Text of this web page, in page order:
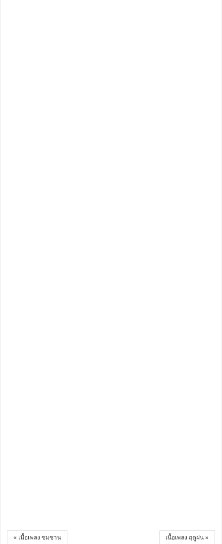
เนื้อเพลง ฤดูฝน »
« เนื้อเพลง ซมซาน